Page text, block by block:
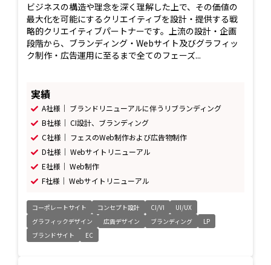
ビジネスの構造や理念を深く理解した上で、その価値の
最大化を可能にするクリエイティブを設計・提供する戦
略的クリエイティブパートナーです。上流の設計・企画
段階から、ブランディング・Webサイト及びグラフィッ
ク制作・広告運用に至るまで全てのフェーズ...
実績
A社様｜ ブランドリニューアルに伴うリブランディング
B社様｜ CI設計、ブランディング
C社様｜ フェスのWeb制作および広告物制作
D社様｜ Webサイトリニューアル
E社様｜ Web制作
F社様｜ Webサイトリニューアル
コーポレートサイト コンセプト設計 CI/VI
UI/UX
グラフィックデザイン
広告デザイン ブランディング
LP
ブランドサイト
EC